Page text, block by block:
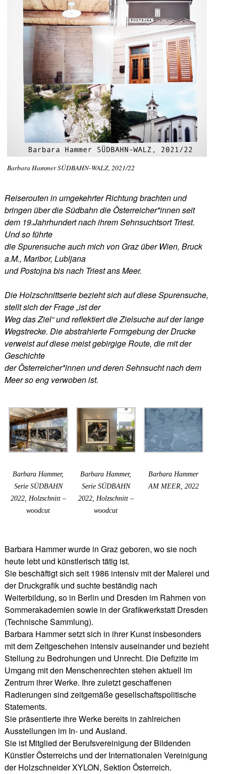
Barbara Hammer SÜDBAHN-WALZ, 2021/22
Reiserouten in umgekehrter Richtung brachten und
bringen über die Südbahn die Österreicher*innen seit
dem 19.Jahrhundert nach ihrem Sehnsuchtsort Triest.
Und so führte
die Spurensuche auch mich von Graz über Wien, Bruck
a.M., Maribor, Lubljana
und Postojna bis nach Triest ans Meer.
Die Holzschnittserie bezieht sich auf diese Spurensuche,
stellt sich der Frage „ist der
Weg das Ziel“ und reflektiert die Zielsuche auf der lange
Wegstrecke. Die abstrahierte Formgebung der Drucke
verweist auf diese meist gebirgige Route, die mit der
Geschichte
der Österreicher*innen und deren Sehnsucht nach dem
Meer so eng verwoben ist.
Barbara Hammer,
Serie SÜDBAHN
2022, Holzschnitt –
woodcut
Barbara Hammer,
Serie SÜDBAHN
2022, Holzschnitt –
woodcut
Barbara Hammer
AM MEER, 2022
Barbara Hammer wurde in Graz geboren, wo sie noch
heute lebt und künstlerisch tätig ist.
Sie beschäftigt sich seit 1986 intensiv mit der Malerei und
der Druckgrafik und suchte beständig nach
Weiterbildung, so in Berlin und Dresden im Rahmen von
Sommerakademien sowie in der Grafikwerkstatt Dresden
(Technische Sammlung).
Barbara Hammer setzt sich in ihrer Kunst insbesonders
mit dem Zeitgeschehen intensiv auseinander und bezieht
Stellung zu Bedrohungen und Unrecht. Die Defizite im
Umgang mit den Menschenrechten stehen aktuell im
Zentrum ihrer Werke. Ihre zuletzt geschaffenen
Radierungen sind zeitgemäße gesellschaftspolitische
Statements.
Sie präsentierte ihre Werke bereits in zahlreichen
Ausstellungen im In- und Ausland.
Sie ist Mitglied der Berufsvereinigung der Bildenden
Künstler Österreichs und der Internationalen Vereinigung
der Holzschneider XYLON, Sektion Österreich.